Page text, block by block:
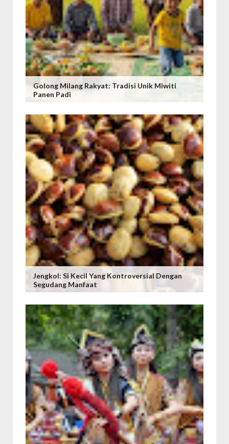
Golong Milang Rakyat: Tradisi Unik Miwiti
Panen Padi
Jengkol: Si Kecil Yang Kontroversial Dengan
Segudang Manfaat